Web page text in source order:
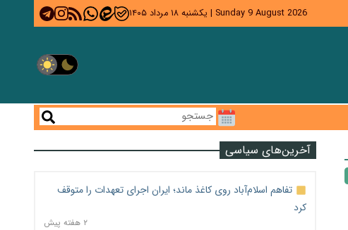
Sunday 9 August 2026
| یکشنبه ۱۸ مرداد ۱۴۰۵
آخرین‌های سیاسی
تفاهم اسلام‌آباد روی کاغذ ماند؛ ایران اجرای تعهدات را متوقف
کرد
۲ هفته پیش